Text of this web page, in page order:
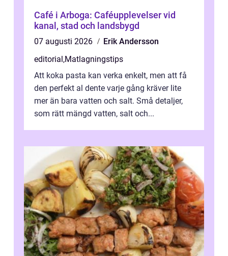
Café i Arboga: Caféupplevelser vid
kanal, stad och landsbygd
07 augusti 2026
Erik Andersson
editorial,Matlagningstips
Att koka pasta kan verka enkelt, men att få
den perfekt al dente varje gång kräver lite
mer än bara vatten och salt. Små detaljer,
som rätt mängd vatten, salt och...